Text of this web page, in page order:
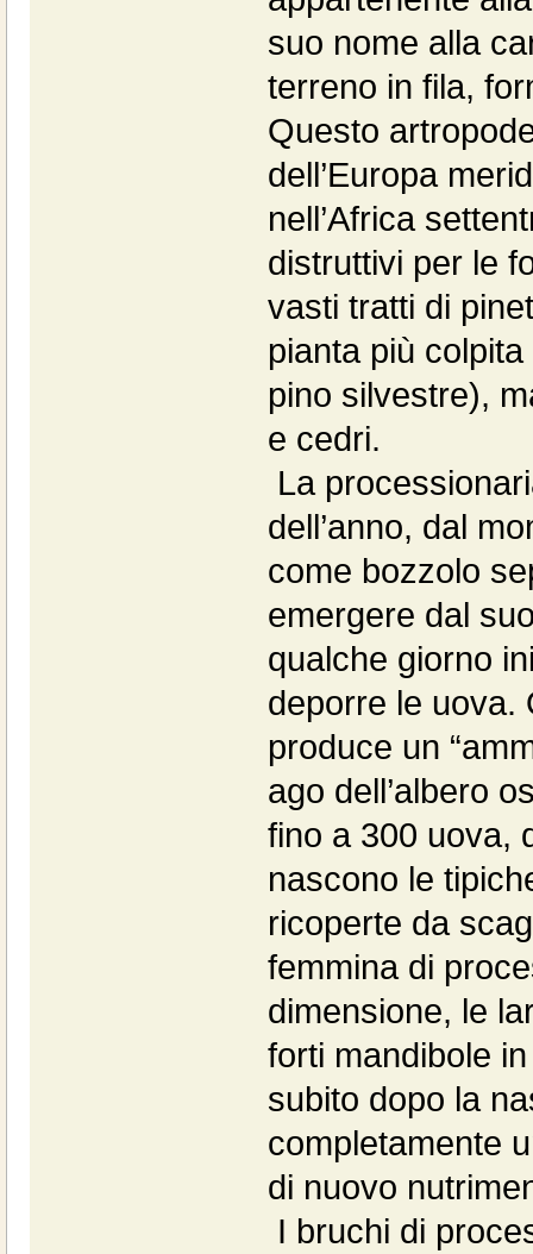
suo nome alla
terreno in fila,
Questo
dell’Europa
nell’Africa
distruttivi per le
vasti tratti di
pianta più
pino silvestre),
e cedri.
La
dell’anno, dal
come bozzolo
emergere dal
qualche giorno
deporre le uova.
produce un
ago dell’albero
fino a 300 uova,
nascono le
ricoperte da
femmina di
dimensione, le
forti mandibole
subito dopo la
completamente
di nuovo
I bruchi di